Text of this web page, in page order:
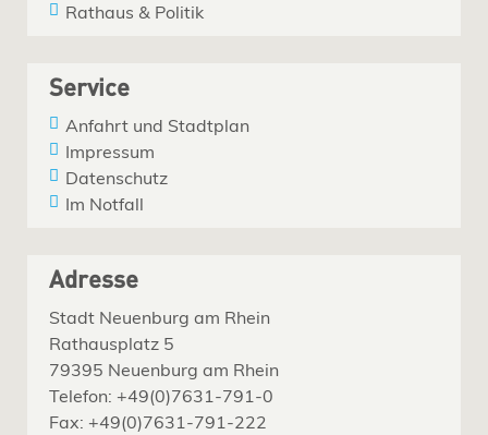
Rathaus & Politik
Service
Anfahrt und Stadtplan
Impressum
Datenschutz
Im Notfall
Adresse
Stadt Neuenburg am Rhein
Rathausplatz 5
79395 Neuenburg am Rhein
Telefon: +49(0)7631-791-0
Fax: +49(0)7631-791-222